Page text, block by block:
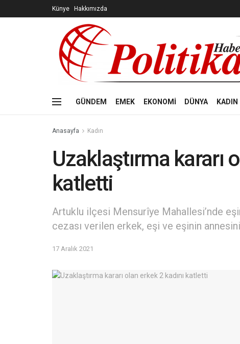
Künye Hakkımızda
GÜNDEM EMEK EKONOMİ DÜNYA KADIN
Anasayfa Kadın
Uzaklaştırma kararı
katletti
Artuklu ilçesi Mensurîye Mahallesi’nde
cezası verilen erkek, eşi ve eşinin
17 Aralık 2021